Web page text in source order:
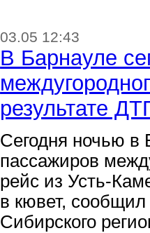
03.05 12:43
В Барнауле
результате
Сегодня ночью в
пассажиров
рейс из Усть-
в кювет,
Сибирского